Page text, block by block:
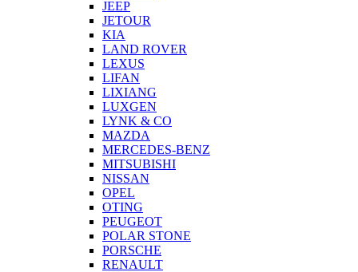
JEEP
JETOUR
KIA
LAND ROVER
LEXUS
LIFAN
LIXIANG
LUXGEN
LYNK & CO
MAZDA
MERCEDES-BENZ
MITSUBISHI
NISSAN
OPEL
OTING
PEUGEOT
POLAR STONE
PORSCHE
RENAULT